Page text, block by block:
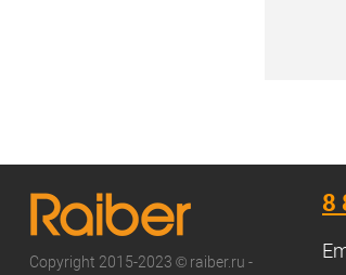
Copyright 2015-2023 © raiber.ru -
8